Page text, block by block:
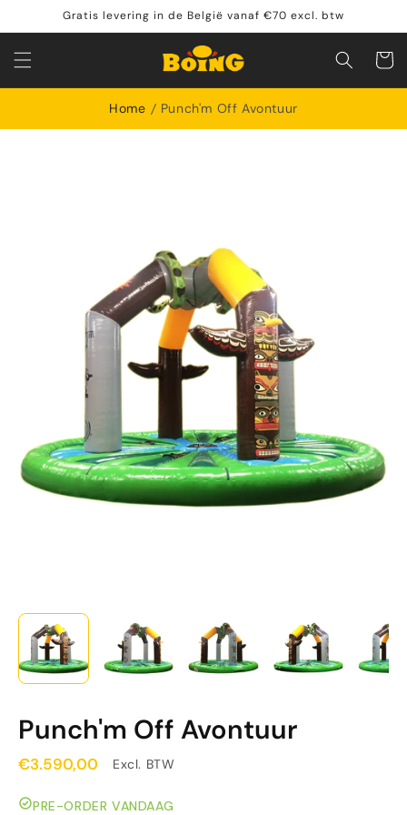
naar de
content
Gratis levering in de België vanaf €70 excl. btw
Home Punch'm Off Avontuur
Punch'm Off Avontuur
€3.590,00 Excl. BTW
PRE-ORDER VANDAAG